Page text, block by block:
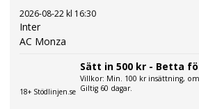
2026-08-22 kl 16:30
Inter
AC Monza
18+ Stödlinjen.se
Sätt in 500 kr - Betta
Villkor: Min. 100 kr insättning,
Giltig 60 dagar.